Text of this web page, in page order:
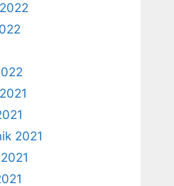
2021